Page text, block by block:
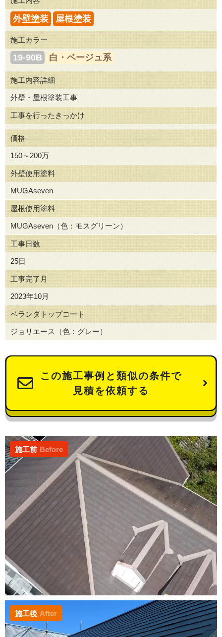
外壁塗装 屋根塗装
施工カラー
19-90B 白・ベージュ系
施工内容詳細
外壁・屋根塗装工事
工事を行ったきっかけ
価格
150～200万
外壁使用塗料
MUGAseven
屋根使用塗料
MUGAseven（色：モスグリーン）
工事日数
25日
工事完了月
2023年10月
ベランダトップコート
ジョリエース（色：グレー）
この施工事例と類似の条件で
見積を依頼する
施工前 Before
施工後 After